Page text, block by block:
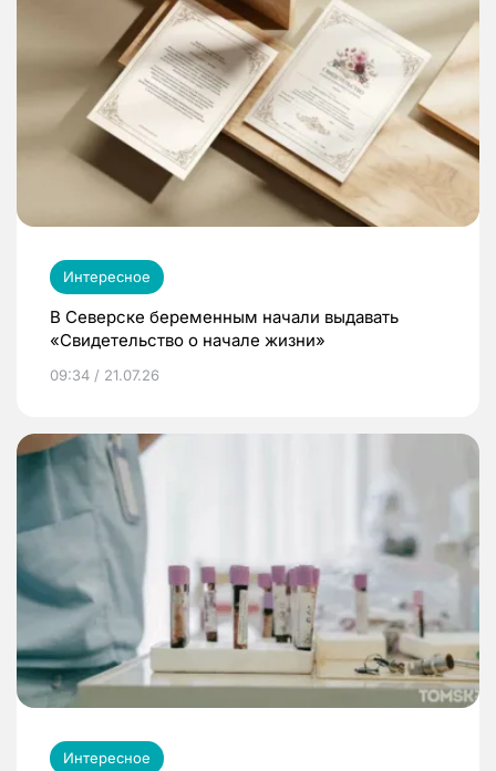
Интересное
В Северске беременным начали выдавать
«Свидетельство о начале жизни»
09:34 / 21.07.26
Интересное